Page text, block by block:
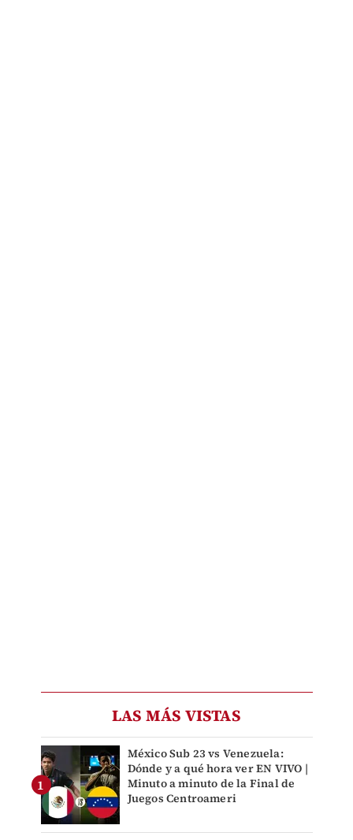
LAS MÁS VISTAS
México Sub 23 vs Venezuela:
Dónde y a qué hora ver EN VIVO |
Minuto a minuto de la Final de
Juegos Centroameri